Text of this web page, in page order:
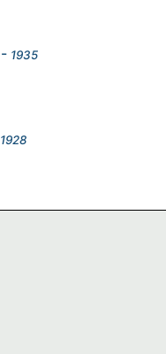
- 1935
1928